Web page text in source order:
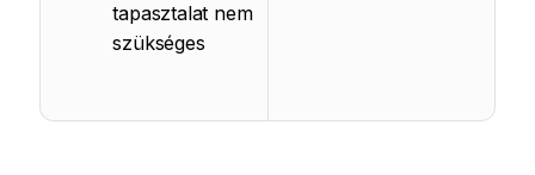
tapasztalat nem
szükséges